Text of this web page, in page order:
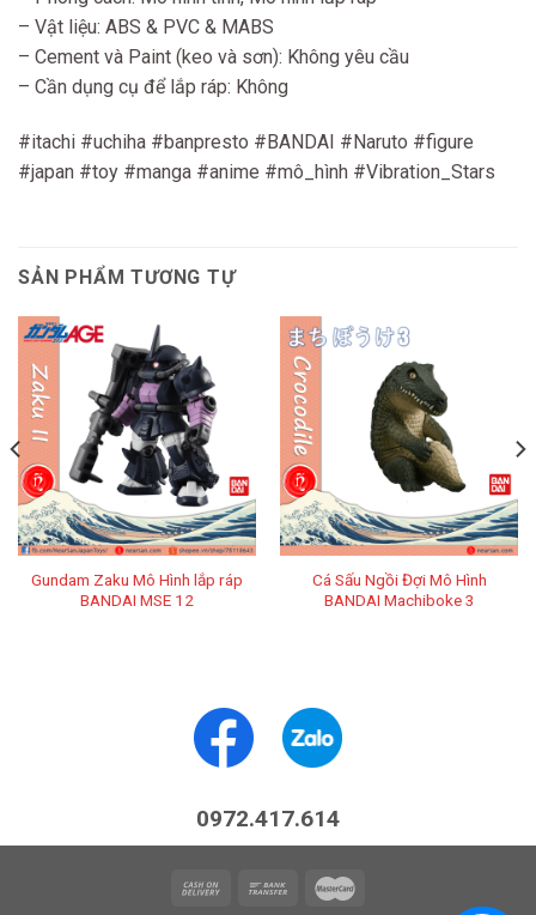
– Vật liệu: ABS & PVC & MABS
– Cement và Paint (keo và sơn): Không yêu cầu
– Cần dụng cụ để lắp ráp: Không
#itachi #uchiha #banpresto #BANDAI #Naruto #figure
#japan #toy #manga #anime #mô_hình #Vibration_Stars
SẢN PHẨM TƯƠNG TỰ
Gundam Zaku Mô Hình lắp ráp
BANDAI MSE 12
Cá Sấu Ngồi Đợi Mô Hình
BANDAI Machiboke 3
0972.417.614